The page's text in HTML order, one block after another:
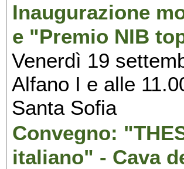
Inaugurazione
e "Premio NIB
Venerdì 19
Alfano I e alle
Santa Sofia
Convegno:
italiano" - Cava